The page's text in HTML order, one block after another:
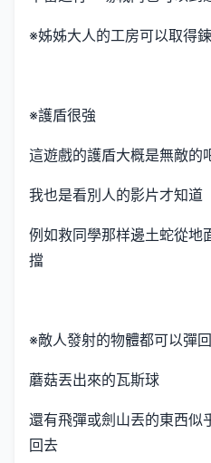
※姊姊大人的工房可以取得
※護盾很強
這遊戲的護盾大概是無敵的
我也是看別人的影片才知道
例如救同學那样邊土蛇從地
擋
※敵人發射的物體都可以彈
蘑菇丟出來的瓦斯球
還有飛彈或劍山丟的東西似
回去